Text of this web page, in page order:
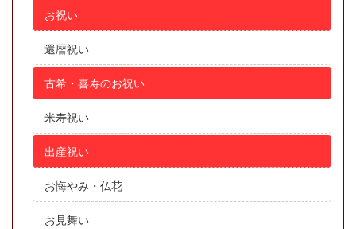
お祝い
還暦祝い
古希・喜寿のお祝い
米寿祝い
出産祝い
お悔やみ・仏花
お見舞い